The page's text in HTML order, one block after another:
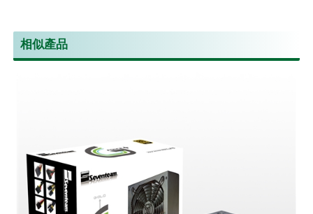
相似產品